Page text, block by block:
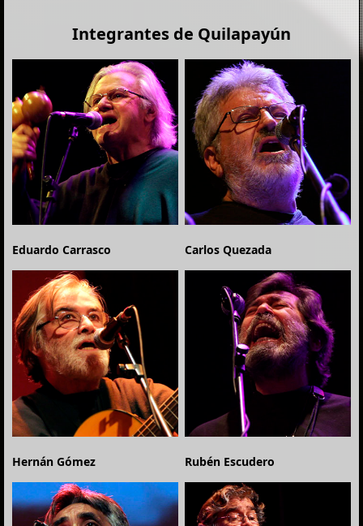
Integrantes de Quilapayún
Eduardo Carrasco Carlos Quezada
Hernán Gómez Rubén Escudero